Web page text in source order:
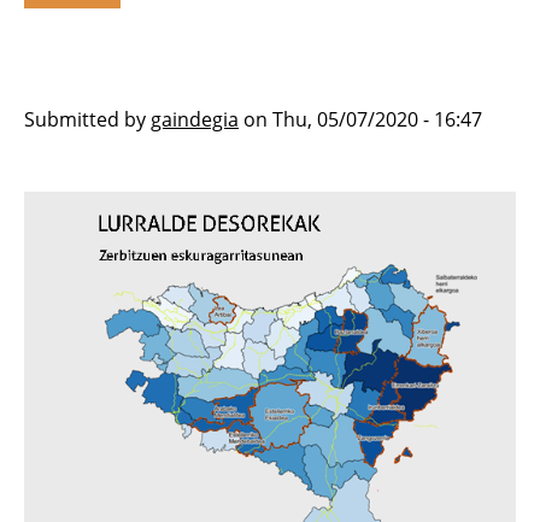
Submitted by gaindegia on Thu, 05/07/2020 - 16:47